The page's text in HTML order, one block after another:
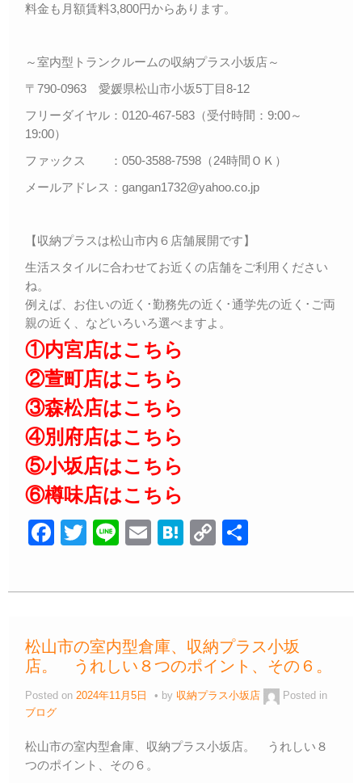
料金も月額賃料3,800円からあります。
～室内型トランクルームの収納プラス小坂店～
〒790-0963 愛媛県松山市小坂5丁目8-12
フリーダイヤル：0120-467-583（受付時間：9:00～
19:00）
ファックス ：050-3588-7598（24時間ＯＫ）
メールアドレス：gangan1732@yahoo.co.jp
【収納プラスは松山市内６店舗展開です】
生活スタイルに合わせてお近くの店舗をご利用ください
ね。
例えば、お住いの近く･勤務先の近く･通学先の近く･ご両
親の近く、などいろいろ選べますよ。
①内宮店はこちら
②萱町店はこちら
③森松店はこちら
④別府店はこちら
⑤小坂店はこちら
⑥樽味店はこちら
F
c
b
o
o
k
T
tt
Li
e
E
ail
H
e
a
C
p
Li
n
k
松山市の室内型倉庫、収納プラス小坂
店。 うれしい８つのポイント、その６。
Posted on 2024年11月5日 by 収納プラス小坂店
Posted in
ブログ
松山市の室内型倉庫、収納プラス小坂店。 うれしい８
つのポイント、その６。